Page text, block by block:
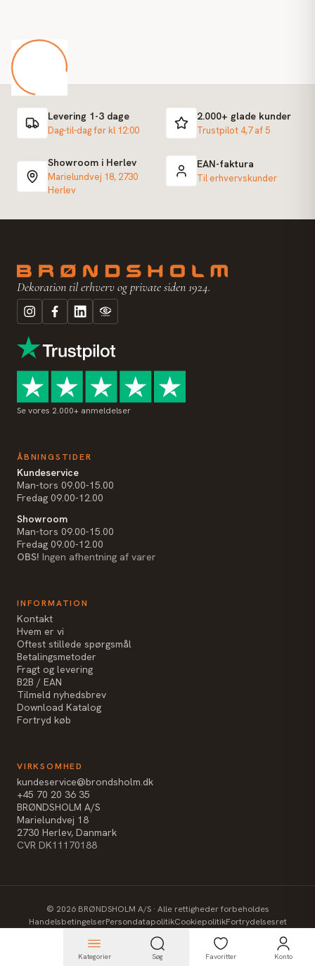
Kategorier Søg Favoritter Konto
Levering 1-3 dage
Dag-til-dag før kl 12:00
2.000+ glade kunder
Trustpilot 4,7 af 5
Showroom i Herlev
Marielundvej 18, 2730
Herlev
EAN-faktura
Til erhvervskunder
Dekoration til erhverv og private siden 1924.
Se vores 2.000+ anmeldelser
ÅBNINGSTIDER
Kundeservice
Man-tors 09.00-15.00
Fredag 09.00-12.00
Showroom
Man-tors 09.00-15.00
Fredag 09.00-12.00
OBS! Ingen afhentning af varer
INFORMATION
Kontakt
Hvem er vi
Oftest stillede spørgsmål
Betalingsmetoder
Fragt og levering
B2B / EAN
Tilmeld nyhedsbrev
Download Katalog
Fortryd køb
VIRKSOMHED
kundeservice@brondsholm.dk
+45 70 20 36 35
BRØNDSHOLM A/S
Marielundvej 18
2730 Herlev, Danmark
CVR DK11170188
© 2026BRØNDSHOLM A/S · Alle rettigheder forbeholdes
HandelsbetingelserPersondatapolitikCookiepolitikFortrydelsesret